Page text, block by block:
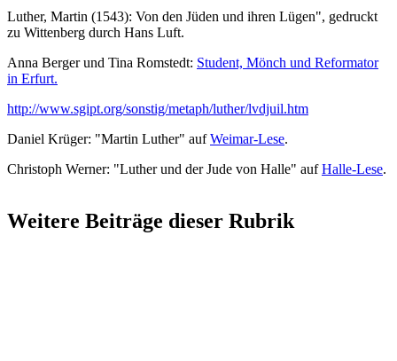
Luther, Martin (1543): Von den Jüden und ihren Lügen", gedruckt
zu Wittenberg durch Hans Luft.
Anna Berger und Tina Romstedt: Student, Mönch und Reformator
in Erfurt.
http://www.sgipt.org/sonstig/metaph/luther/lvdjuil.htm
Daniel Krüger: "Martin Luther" aufWeimar-Lese.
Christoph Werner: "Luther und der Jude von Halle" aufHalle-Lese.
Weitere Beiträge dieser Rubrik